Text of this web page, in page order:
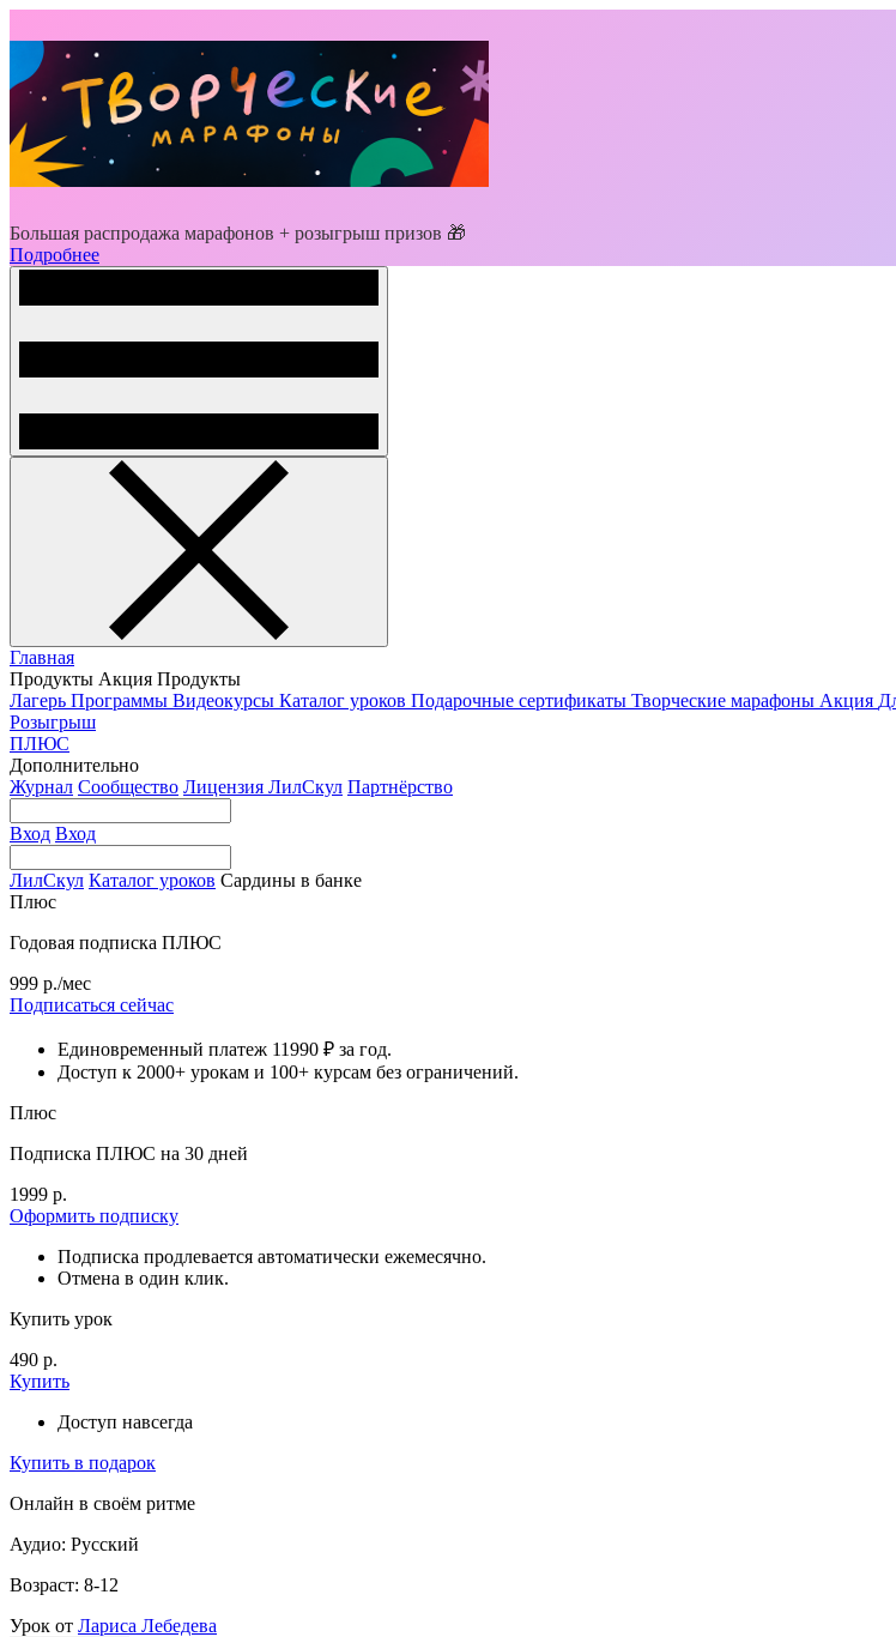
Большая распродажа марафонов + розыгрыш призов 🎁
Подробнее
Главная
Продукты Акция Продукты
Лагерь Программы Видеокурсы Каталог уроков Подарочные сертификаты Творческие марафоны Акция
Розыгрыш
ПЛЮС
Дополнительно
Журнал Сообщество Лицензия ЛилСкул Партнёрство
Вход Вход
ЛилСкул Каталог уроков Сардины в банке
Плюс
Годовая подписка ПЛЮС
999 р./мес
Подписаться сейчас
Единовременный платеж 11990 ₽ за год.
Доступ к 2000+ урокам и 100+ курсам без ограничений.
Плюс
Подписка ПЛЮС на 30 дней
1999 р.
Оформить подписку
Подписка продлевается автоматически ежемесячно.
Отмена в один клик.
Купить урок
490 р.
Купить
Доступ навсегда
Купить в подарок
Онлайн в своём ритме
Аудио: Русский
Возраст: 8-12
Урок от Лариса Лебедева